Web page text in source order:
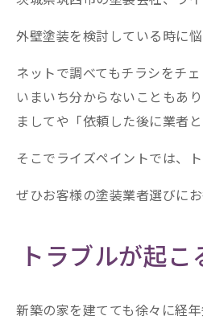
外壁塗装を検討している時に
ネットで調べてもチラシをチ
いまいち分からないこともあり
ましてや「依頼した後に業者
そこでライズペイントでは、
ぜひお客様の塗装業者選びに
トラブルが起こ
新築の家を建てても徐々に経年